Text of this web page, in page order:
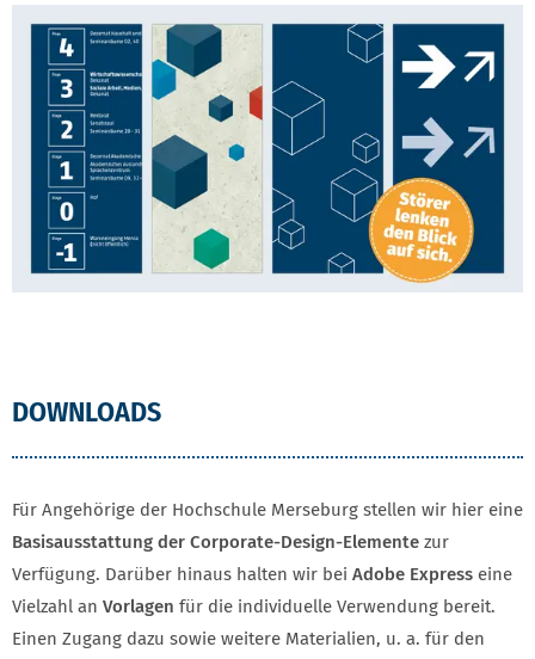
DOWNLOADS
Für Angehörige der Hochschule Merseburg stellen wir hier eine
Basis­ausstattung der Corporate-Design-Elemente zur
Verfügung. Darüber hinaus halten wir bei Adobe Express eine
Vielzahl an Vorlagen für die individuelle Verwendung bereit.
Einen Zugang dazu sowie weitere Materialien, u. a. für den